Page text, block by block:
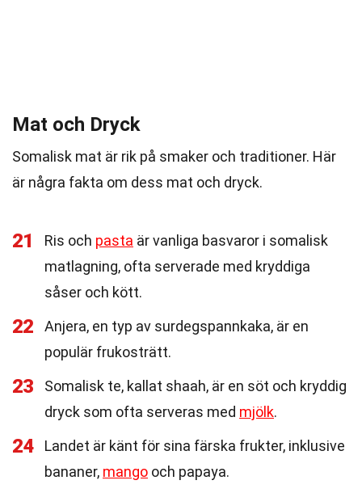
Mat och Dryck
Somalisk mat är rik på smaker och traditioner. Här
är några fakta om dess mat och dryck.
21 Ris och pasta är vanliga basvaror i somalisk
matlagning, ofta serverade med kryddiga
såser och kött.
22
Anjera, en typ av surdegspannkaka, är en
populär frukosträtt.
23
Somalisk te, kallat shaah, är en söt och kryddig
dryck som ofta serveras med mjölk.
24
Landet är känt för sina färska frukter, inklusive
bananer, mango och papaya.